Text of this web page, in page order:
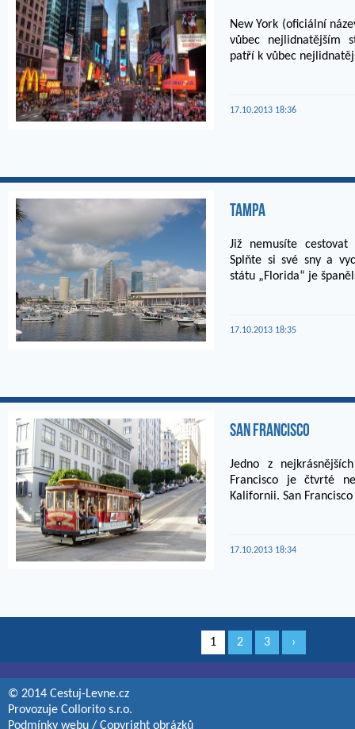
New York (oficiální
vůbec nejlidnatějším
patří k vůbec
17.10.2013 18:36
Tampa
Již nemusíte
Splňte si své sny a
státu „Florida“ je
17.10.2013 18:35
San Francisco
Jedno z
Francisco je čtvrté
Kalifornii. San
17.10.2013 18:34
1 2 3 ›
© 2014 Cestuj-Levne.cz
Provozuje Collorito s.r.o.
Podmínky webu / Copyright obrázků